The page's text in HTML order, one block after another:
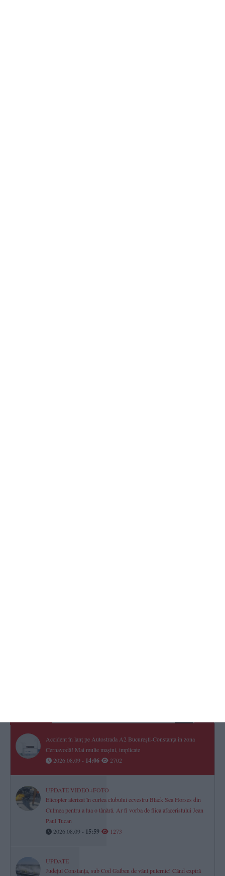
Accident în lanț pe Autostrada A2 București-Constanța în zona
Cernavodă! Mai multe mașini, implicate
2026.08.09 - 14:06 2702
UPDATE VIDEO+FOTO
Elicopter aterizat în curtea clubului ecvestru Black Sea Horses din
Culmea pentru a lua o tânără. Ar fi vorba de fiica afaceristului Jean
Paul Tucan
2026.08.09 - 15:59 1273
UPDATE
Județul Constanța, sub Cod Galben de vânt puternic! Când expiră